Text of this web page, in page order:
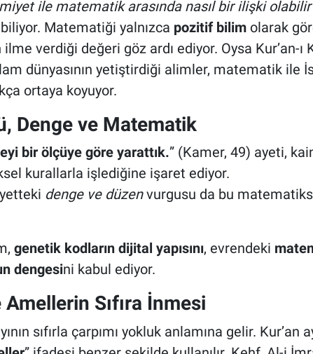
ile matematik arasında nasıl bir ilişki
Matematiği yalnızca pozitif bilimolarak
ilme verdiği değeri göz ardı ediyor. Oysa Kur’an-ı
dünyasının yetiştirdiği alimler, matematik ile
ortaya koyuyor.
Denge ve Matematik
bir ölçüye göre yarattık.” (Kamer, 49) ayeti,
kurallarla işlediğine işaret ediyor.
denge ve düzenvurgusu da bu
genetik kodların dijital yapısını, evrendeki
dengesini kabul ediyor.
Sıfıra İnmesi
sıfırla çarpımı yokluk anlamına gelir. Kur’an